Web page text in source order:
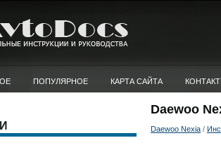
ПОПУЛЯРНОЕ КАРТА САЙТА
Daewoo
Daewoo Nexia /